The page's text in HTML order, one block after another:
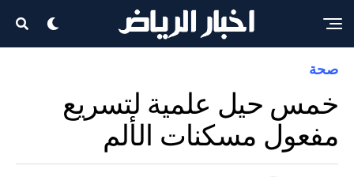
صحة
خمس حيل علمية لتسريع
مفعول مسكنات الألم